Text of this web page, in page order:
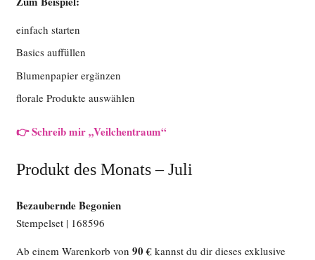
einfach starten
Basics auffüllen
Blumenpapier ergänzen
florale Produkte auswählen
👉 Schreib mir „Veilchentraum“
Produkt des Monats – Juli
Bezaubernde Begonien
Stempelset | 168596
Ab einem Warenkorb von 90 €kannst du dir dieses exklusive